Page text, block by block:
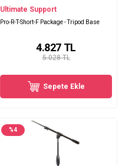
Ultimate Support
Pro-R-T-Short-F Package - Tripod Base
5.028 TL
4.827 TL
Sepete Ekle
%4